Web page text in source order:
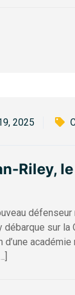
2025
Riley,
sur
d’une